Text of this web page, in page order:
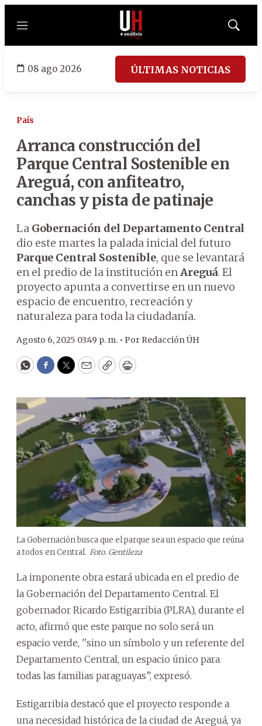
Menú
Mostrar
08 ago 2026 ÚLTIMAS NOTICIAS
País
Arranca construcción del
Parque Central Sostenible en
Areguá, con anfiteatro,
canchas y pista de patinaje
La Gobernación del Departamento Central
dio este martes la palada inicial del futuro
Parque Central Sostenible, que se levantará
en el predio de la institución enAreguá. El
proyecto apunta a convertirse en un nuevo
espacio de encuentro, recreación y
naturaleza para toda la ciudadanía.
Agosto 6, 2025 03:49 p. m. • Por Redacción ÚH
WhatsApp
Facebook
Twitter
EmailCopyPrint
La Gobernación busca que el parque sea un espacio que reúna
a todos en Central. Foto. Gentileza
La imponente obra estará ubicada en el predio de
la Gobernación del Departamento Central. El
gobernador Ricardo Estigarribia (PLRA), durante el
acto, afirmó que este parque no solo será un
espacio verde, ''sino un símbolo y un referente del
Departamento Central, un espacio único para
todas las familias paraguayas”, expresó.
Estigarribia destacó que el proyecto responde a
una necesidad histórica de la ciudad de Areguá, ya